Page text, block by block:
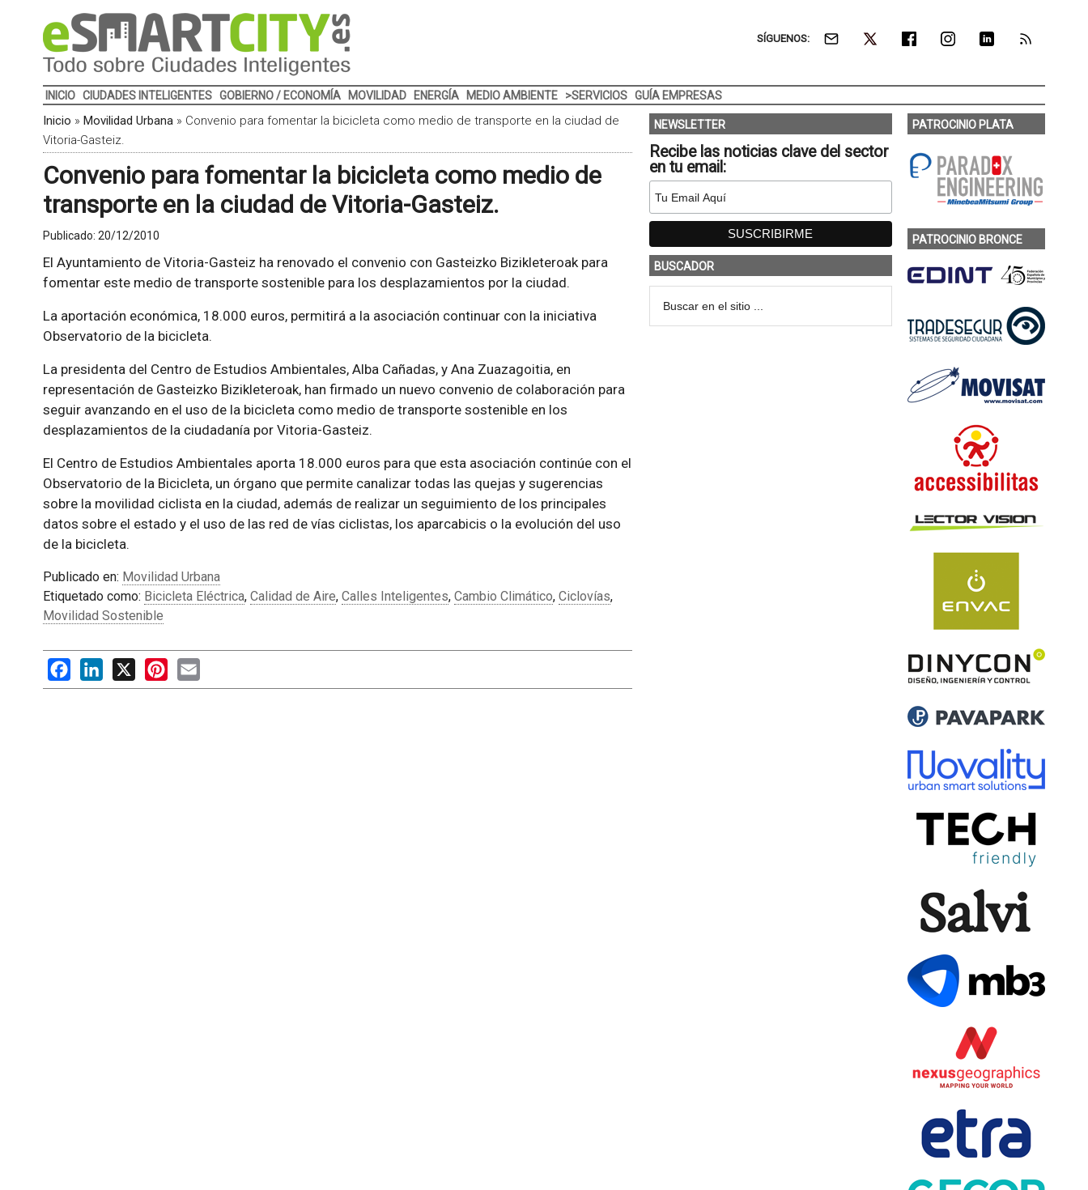
SÍGUENOS:
INICIO CIUDADES INTELIGENTES GOBIERNO / ECONOMÍA MOVILIDAD ENERGÍA MEDIO AMBIENTE >SERVICIOS GUÍA EMPRESAS
Inicio » Movilidad Urbana» Convenio para fomentar la bicicleta como medio de transporte en la ciudad de
Vitoria-Gasteiz.
Convenio para fomentar la bicicleta como medio de
transporte en la ciudad de Vitoria-Gasteiz.
Publicado: 20/12/2010
El Ayuntamiento de Vitoria-Gasteiz ha renovado el convenio con Gasteizko Bizikleteroak para
fomentar este medio de transporte sostenible para los desplazamientos por la ciudad.
La aportación económica, 18.000 euros, permitirá a la asociación continuar con la iniciativa
Observatorio de la bicicleta.
La presidenta del Centro de Estudios Ambientales, Alba Cañadas, y Ana Zuazagoitia, en
representación de Gasteizko Bizikleteroak, han firmado un nuevo convenio de colaboración para
seguir avanzando en el uso de la bicicleta como medio de transporte sostenible en los
desplazamientos de la ciudadanía por Vitoria-Gasteiz.
El Centro de Estudios Ambientales aporta 18.000 euros para que esta asociación continúe con el
Observatorio de la Bicicleta, un órgano que permite canalizar todas las quejas y sugerencias
sobre la movilidad ciclista en la ciudad, además de realizar un seguimiento de los principales
datos sobre el estado y el uso de las red de vías ciclistas, los aparcabicis o la evolución del uso
de la bicicleta.
Publicado en: Movilidad Urbana
Etiquetado como: Bicicleta Eléctrica, Calidad de Aire, Calles Inteligentes, Cambio Climático, Ciclovías,
Movilidad Sostenible
FacebookLinkedIn
X PinterestEmail
NEWSLETTER
Recibe las noticias clave del sector
en tu email:
BUSCADOR
PATROCINIO PLATA
PATROCINIO BRONCE